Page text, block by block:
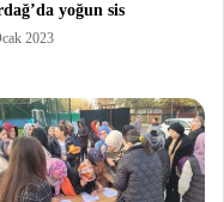
yoğun sis
2023